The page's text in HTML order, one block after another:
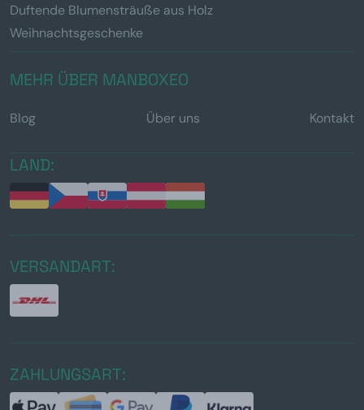
Duftende Blumensträuße aus Holz
Weihnachtsgeschenke
MEHR ÜBER MANBOXEO
Blog Über uns Kontakt
LAND:
VERSANDART:
ZAHLUNGSART: